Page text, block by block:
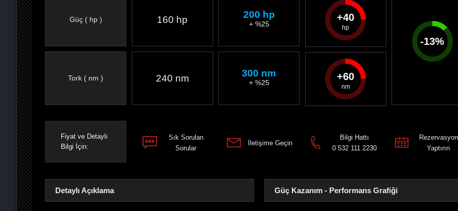
Güç ( hp )
Tork ( nm )
160 hp
240 nm
200 hp
+ %25
300 nm
+ %25
40
60
-13%
Fiyat ve Detaylı
Bilgi İçin:
Sık Sorulan
Sorular
İletişime Geçin
Bilgi Hattı
0 532 111 2230
Rezervasyon
Yaptırın
Detaylı Açıklama Güç Kazanım - Performans Grafiği